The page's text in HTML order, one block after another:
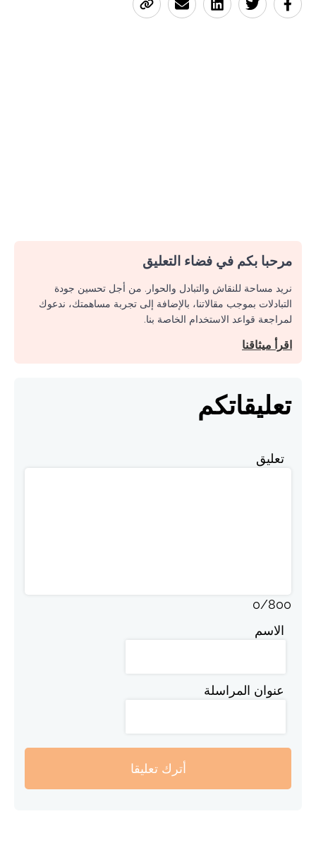
مرحبا بكم في فضاء التعليق
نريد مساحة للنقاش والتبادل والحوار. من أجل تحسين جودة
التبادلات بموجب مقالاتنا، بالإضافة إلى تجربة مساهمتك، ندعوك
لمراجعة قواعد الاستخدام الخاصة بنا.
اقرأ ميثاقنا
تعليقاتكم
تعليق
0/800
الاسم
عنوان المراسلة
أترك تعليقا